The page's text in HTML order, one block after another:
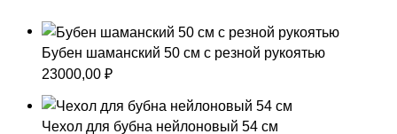
Бубен шаманский 50 см с резной рукоятью
23000,00 ₽
Чехол для бубна нейлоновый 54 см